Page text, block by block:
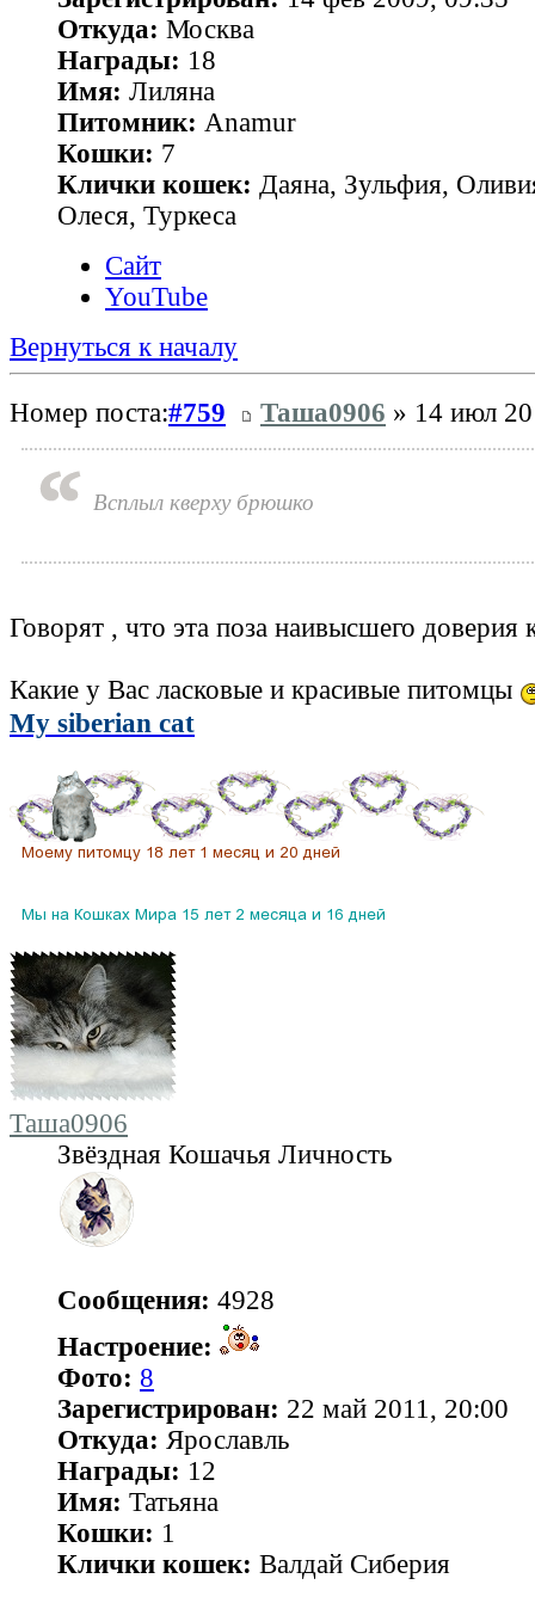
Откуда: Москва
Награды: 18
Имя: Лиляна
Питомник: Anamur
Кошки: 7
Клички кошек: Даяна, Зульфия,
Олеся, Туркеса
Сайт
YouTube
Вернуться к началу
Номер поста:#759 Таша0906 » 14 июл
Всплыл кверху брюшко
Говорят , что эта поза наивысшего доверия
Какие у Вас ласковые и красивые питомцы
My siberian cat
Таша0906
Звёздная Кошачья Личность
Сообщения: 4928
Настроение:
Фото: 8
Зарегистрирован: 22 май 2011, 20:00
Откуда: Ярославль
Награды: 12
Имя: Татьяна
Кошки: 1
Клички кошек: Валдай Сиберия